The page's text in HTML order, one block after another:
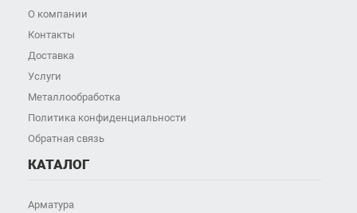
О компании
Контакты
Доставка
Услуги
Металлообработка
Политика конфиденциальности
Обратная связь
КАТАЛОГ
Арматура